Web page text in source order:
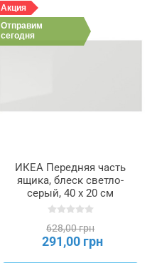
Акция
Отправим
сегодня
ИКЕА Передняя часть
ящика, блеск светло-
серый, 40 x 20 см
RINGHULT РИНГУЛЬТ,
628,00 грн
291,00 грн